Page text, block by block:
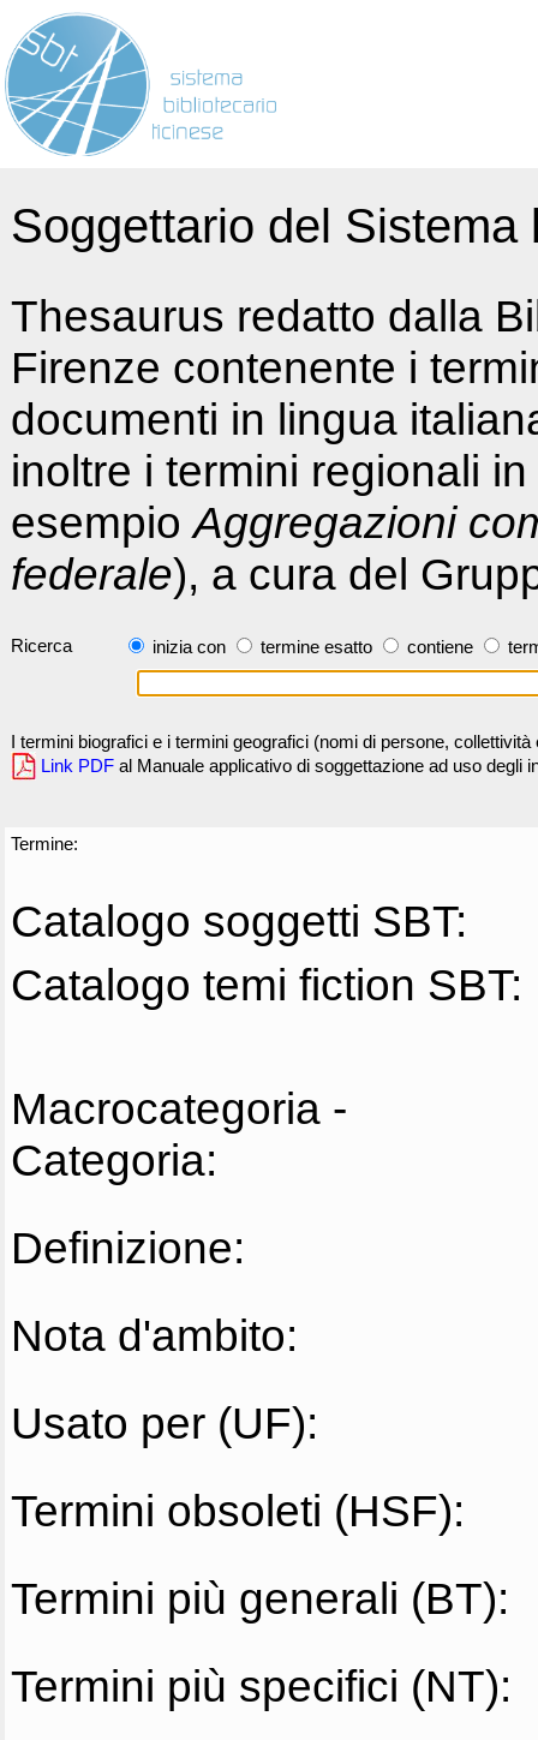
Soggettario del
Thesaurus redatto dalla
Firenze contenente i
documenti in lingua
inoltre i termini regionali
esempioAggregazioni
federale), a cura del
Ricerca inizia con termine esatto contiene
I termini biografici e i termini geografici (nomi di persone,
Link PDF al Manuale applicativo di soggettazione ad uso degli
Termine:
Catalogo soggetti SBT:
Catalogo temi fiction SBT:
Macrocategoria -
Categoria:
Definizione:
Nota d'ambito:
Usato per (UF):
Termini obsoleti (HSF):
Termini più generali (BT):
Termini più specifici (NT):